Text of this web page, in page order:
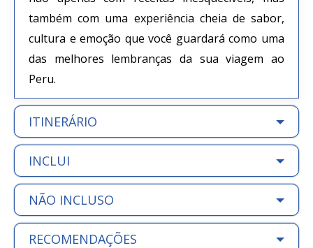
também com uma experiência cheia de sabor,
cultura e emoção que você guardará como uma
das melhores lembranças da sua viagem ao
Peru.
ITINERÁRIO
INCLUI
NÃO INCLUSO
RECOMENDAÇÕES